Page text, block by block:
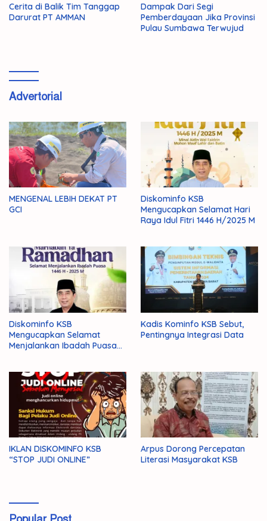
Cerita di Balik Tim Tanggap
Darurat PT AMMAN
Dampak Dari Segi
Pemberdayaan Jika Provinsi
Pulau Sumbawa Terwujud
Advertorial
MENGENAL LEBIH DEKAT PT
GCI
Diskominfo KSB
Mengucapkan Selamat Hari
Raya Idul Fitri 1446 H/2025 M
Diskominfo KSB
Mengucapkan Selamat
Menjalankan Ibadah Puasa
Kadis Kominfo KSB Sebut,
Pentingnya Integrasi Data
IKLAN DISKOMINFO KSB
“STOP JUDI ONLINE”
Arpus Dorong Percepatan
Literasi Masyarakat KSB